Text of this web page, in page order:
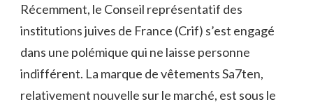
Récemment, le Conseil représentatif des
institutions juives de France (Crif) s’est engagé
dans une polémique qui ne laisse personne
indifférent. La marque de vêtements Sa7ten,
relativement nouvelle sur le marché, est sous le